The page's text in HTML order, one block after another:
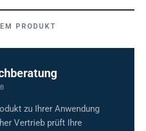
PRODUKT
zu Ihrer Anwendung
Vertrieb prüft Ihre